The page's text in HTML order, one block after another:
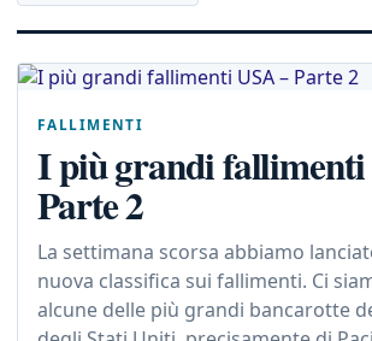
FALLIMENTI
I più grandi fallimenti
Parte 2
La settimana scorsa abbiamo
nuova classifica sui fallimenti. Ci
alcune delle più grandi bancarotte